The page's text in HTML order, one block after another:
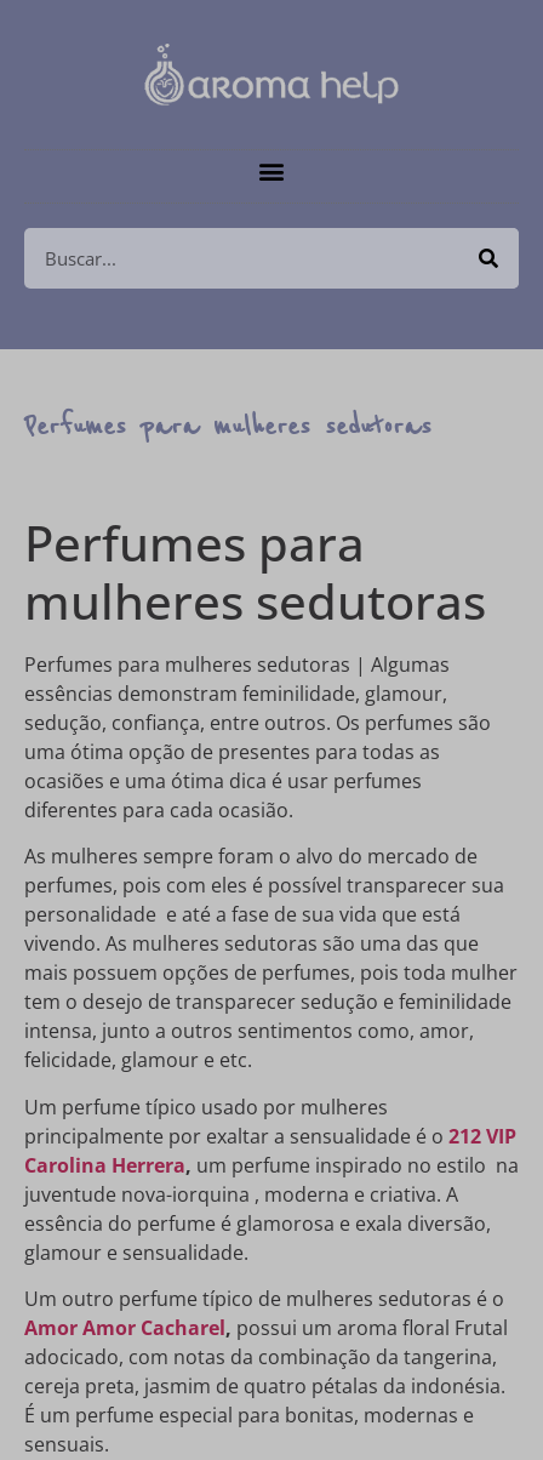
Perfumes para mulheres sedutoras
Perfumes para
mulheres sedutoras
Perfumes para mulheres sedutoras | Algumas
essências demonstram feminilidade, glamour,
sedução, confiança, entre outros. Os perfumes são
uma ótima opção de presentes para todas as
ocasiões e uma ótima dica é usar perfumes
diferentes para cada ocasião.
As mulheres sempre foram o alvo do mercado de
perfumes, pois com eles é possível transparecer sua
personalidade e até a fase de sua vida que está
vivendo. As mulheres sedutoras são uma das que
mais possuem opções de perfumes, pois toda mulher
tem o desejo de transparecer sedução e feminilidade
intensa, junto a outros sentimentos como, amor,
felicidade, glamour e etc.
Um perfume típico usado por mulheres
principalmente por exaltar a sensualidade é o 212 VIP
Carolina Herrera, um perfume inspirado no estilo na
juventude nova-iorquina , moderna e criativa. A
essência do perfume é glamorosa e exala diversão,
glamour e sensualidade.
Um outro perfume típico de mulheres sedutoras é o
Amor Amor Cacharel, possui um aroma floral Frutal
adocicado, com notas da combinação da tangerina,
cereja preta, jasmim de quatro pétalas da indonésia.
É um perfume especial para bonitas, modernas e
sensuais.